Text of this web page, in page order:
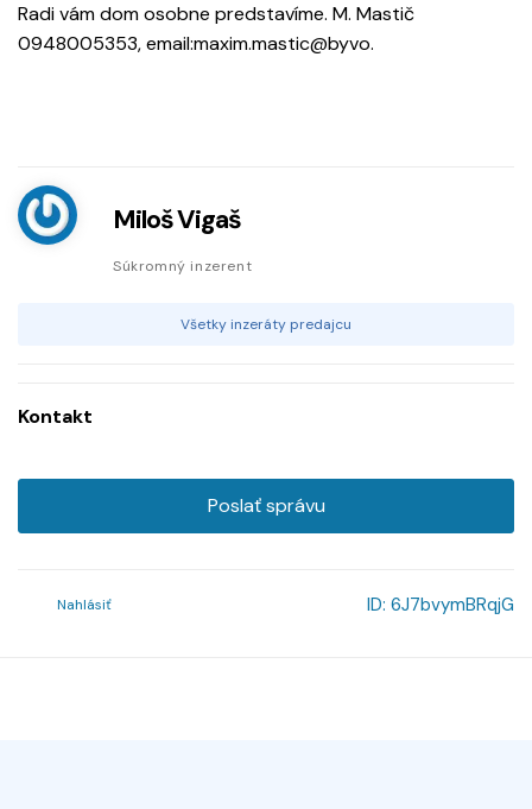
Radi vám dom osobne predstavíme. M. Mastič
0948005353, email:maxim.mastic@byvo.
Miloš Vigaš
Súkromný inzerent
Všetky inzeráty predajcu
Kontakt
Poslať správu
Nahlásiť ID: 6J7bvymBRqjG